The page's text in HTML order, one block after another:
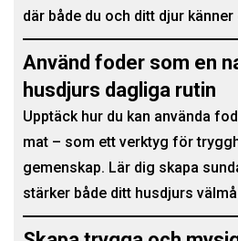
där både du och ditt djur känner
Använd foder som en
husdjurs dagliga rutin
Upptäck hur du kan använda
mat – som ett verktyg för
gemenskap. Lär dig skapa
stärker både ditt husdjurs